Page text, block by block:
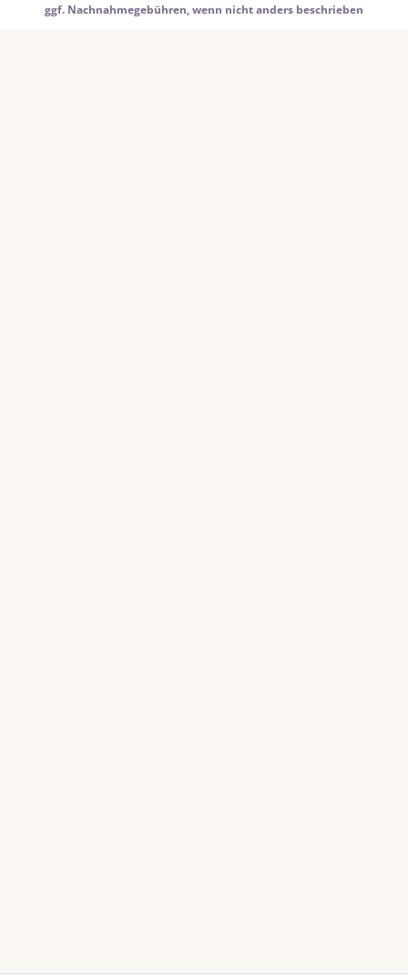
ggf. Nachnahmegebühren, wenn nicht anders beschrieben